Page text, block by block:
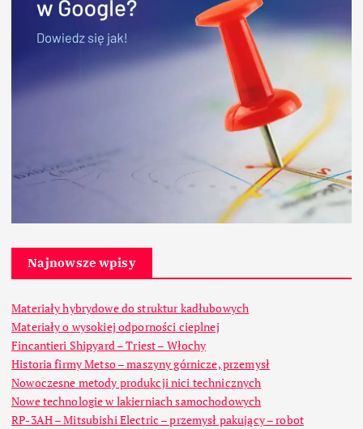
Najnowsze wpisy
Materiały hybrydowe do struktur kadłubowych
Materiały o wysokiej odporności cieplnej
Fincantieri Shipyard – Triest – Włochy
Historia firmy Metso – maszyny górnicze, przemysł
Nowoczesne metody produkcji nici technicznych
Nowe technologie w lakierniach samochodowych
RP-3AH – Mitsubishi Electric – przemysł pakujący – robot